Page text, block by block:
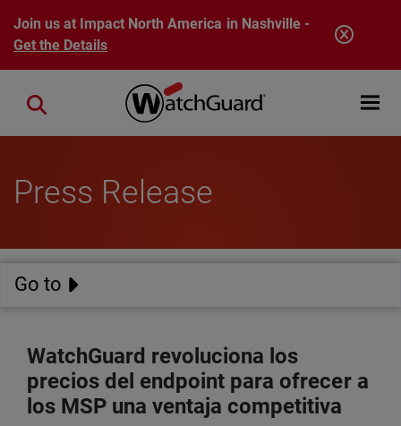
Skip to main content
Join us at Impact North America in Nashville -
Get the Details
Open
Close search
Press Release
Go to
WatchGuard revoluciona los
precios del endpoint para ofrecer a
los MSP una ventaja competitiva